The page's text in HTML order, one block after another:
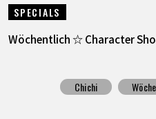
SPECIALS
Wöchentlich ☆ Character
Chichi